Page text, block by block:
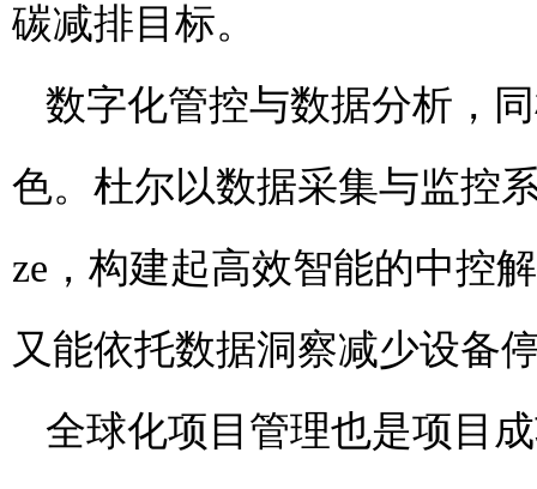
碳减排目标。
数字化管控与数据分析，
色。杜尔以数据采集与监控
ze，构建起高效智能的中控
又能依托数据洞察减少设备
全球化项目管理也是项目